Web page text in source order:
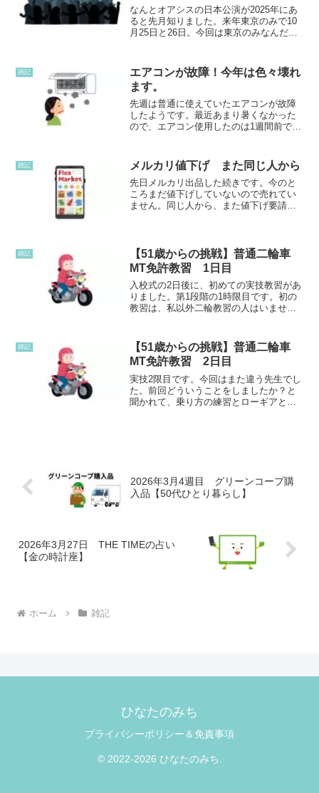
なんとオアシスの日本公演が2025年にあ
ると先月知りました。来年東京のみで10
月25日と26日。今回は東京のみなんだな
な。そう言ってると、オアシスが日本に
来るのが最後なの...
雑記
エアコンが故障！今年は色々壊れ
ます。
先週は普通に使えていたエアコンが故障
したようです。最近あまり暑くなかった
ので、エアコン使用したのは1週間前でし
りました。エアコンの必要な時期前に動
くか、点検しよう！とテレビ...
雑記 メルカリ値下げ また同じ人から
先日メルカリ出品した続きです。今のと
ころまだ値下げしていないので売れてい
ません。同じ人から、また値下げ要請一
見ると、、、。まさかの同...
雑記
【51歳からの挑戦】普通二輪車
MT免許教習 1日目
入校式の2日後に、初めての実技教習があ
りました。第1段階の1時限目です。初の
教習は、私以外二輪教習の人はいません
です。最初の印象はやはり大きい!!!と思
いまし...
雑記
【51歳からの挑戦】普通二輪車
MT免許教習 2日目
実技2限目です。今回はまた違う先生でし
た。前回どういうことをしましたか？と
聞かれて、乗り方の練習とローギアとか
2026年3月4週目 グリーンコープ購
入品【50代ひとり暮らし】
2026年3月27日 THE TIMEの占い
【金の時計座】
ホーム 雑記
ひなたのみち
プライバシーポリシー＆免責事項
© 2022-2026 ひなたのみち.